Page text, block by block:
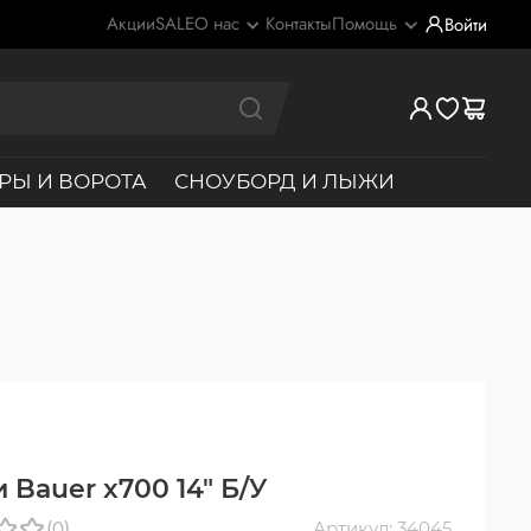
АкцииSALEО нас КонтактыПомощь Войти
И ВОРОТА СНОУБОРД И ЛЫЖИ
Bauer x700 14" Б/У